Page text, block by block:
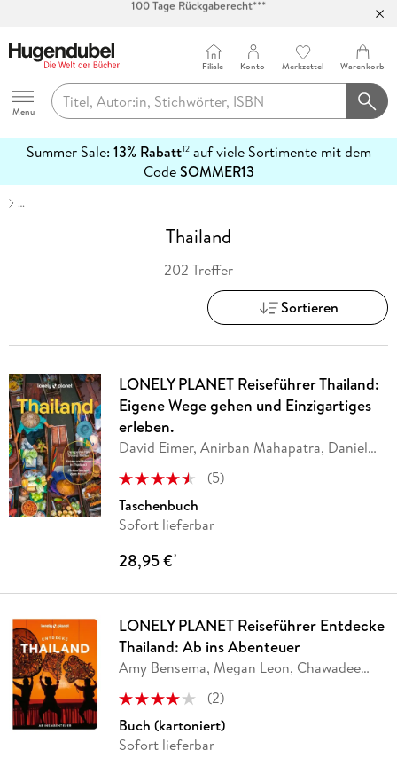
Abholung in über 100 Filialen
Hugendubel
Menu
Filiale Konto Merkzettel Warenkorb
Summer Sale: 13% Rabatt12auf viele Sortimente mit dem
CodeSOMMER13
erfahren
…
Thailand
202 Treffer
Sortieren
LONELY PLANET Reiseführer Thailand:
Eigene Wege gehen und Einzigartiges
erleben.
David Eimer, Anirban Mahapatra, Daniel
(5)
Taschenbuch
Sofort lieferbar
28,95 €*
LONELY PLANET Reiseführer Entdecke
Thailand: Ab ins Abenteuer
Amy Bensema, Megan Leon, Chawadee
(2)
Buch (kartoniert)
Sofort lieferbar